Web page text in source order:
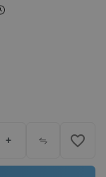
+ favorite_border